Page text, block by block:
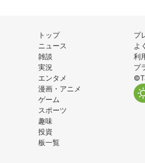
トップ
ニュース
雑談
実況
エンタメ
漫画・アニメ
ゲーム
スポーツ
趣味
投資
板一覧
プ
よ
利
プ